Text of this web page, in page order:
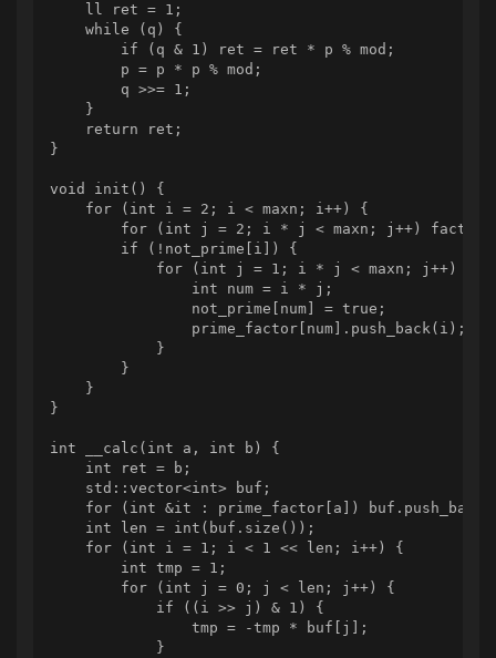
    ll ret = 1;
    while (q) {
        if (q & 1) ret = ret * p % mod;
        p = p * p % mod;
        q >>= 1;
    }
    return ret;
}
void init() {
    for (int i = 2; i < maxn; i++) {
for (int j = 2; i * j < maxn; j++)
        if (!not_prime[i]) {
            for (int j = 1; i * j < maxn; j++) {
                int num = i * j;
                not_prime[num] = true;
                prime_factor[num].push_back(i);
            }
        }
    }
}
int __calc(int a, int b) {
    int ret = b;
    std::vector<int> buf;
for (int &it : prime_factor[a])
    int len = int(buf.size());
    for (int i = 1; i < 1 << len; i++) {
        int tmp = 1;
        for (int j = 0; j < len; j++) {
            if ((i >> j) & 1) {
                tmp = -tmp * buf[j];
            }